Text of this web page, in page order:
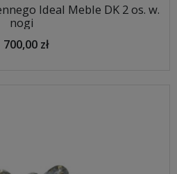
Ideal Meble DK 2 os. w.
nogi
700,00 zł